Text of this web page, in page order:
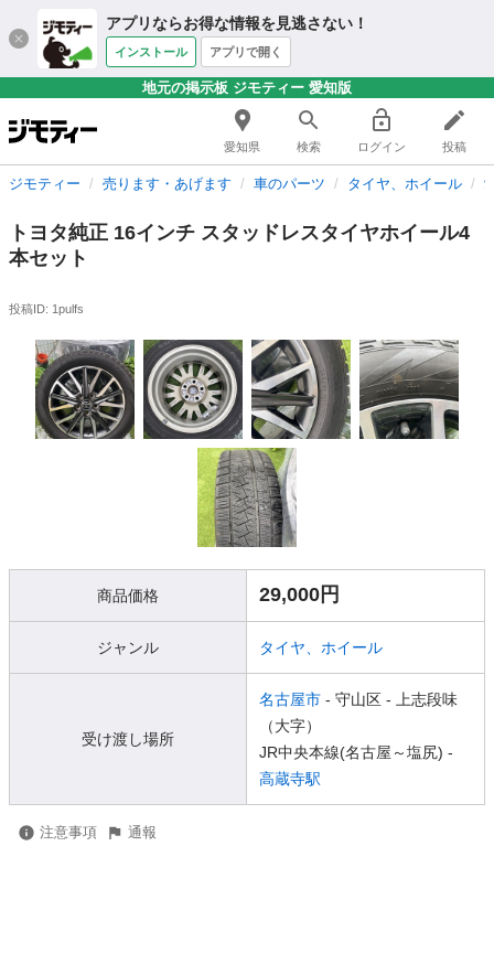
アプリならお得な情報を見逃さない！
インストール アプリで開く
地元の掲示板 ジモティー 愛知版
愛知県 検索 ログイン 投稿
ジモティー 売ります・あげます 車のパーツ タイヤ、ホイール
トヨタ純正 16インチ スタッドレスタイヤホイール4
本セット
投稿ID: 1pulfs
商品価格 29,000円
ジャンル タイヤ、ホイール
受け渡し場所
名古屋市 - 守山区 - 上志段味
（大字）
JR中央本線(名古屋～塩尻) -
高蔵寺駅
注意事項 通報